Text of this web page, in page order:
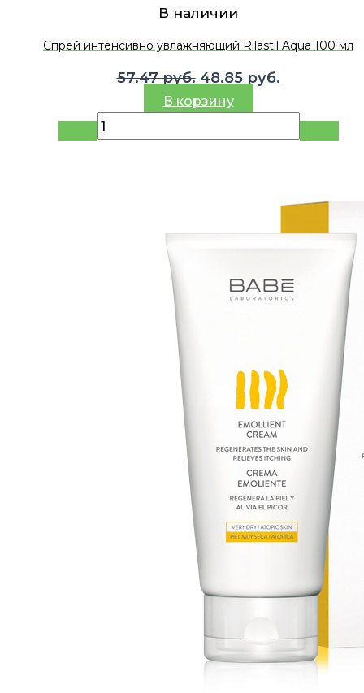
В наличии
Спрей интенсивно увлажняющий Rilastil Aqua 100 мл
57.47руб. Первоначальная
цена
57.47 руб..
48.85 руб.Текущая
48.85 руб..
В корзину